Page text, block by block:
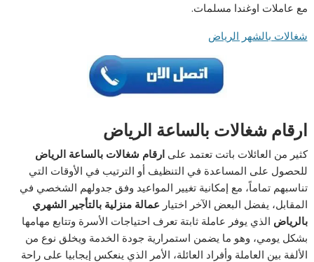
مع عاملات اوغندا مسلمات.
شغالات بالشهر الرياض
ارقام شغالات بالساعة الرياض
كثير من العائلات باتت تعتمد علىارقام شغالات بالساعة الرياض
للحصول على المساعدة في التنظيف أو الترتيب في الأوقات التي
تناسبهم تماماً، مع إمكانية تغيير المواعيد وفق جدولهم الشخصي في
المقابل، يفضل البعض الآخر اختيار عمالة منزلية بالتأجير الشهري
بالرياض الذي يوفر عاملة ثابتة تعرف احتياجات الأسرة وتتابع مهامها
بشكل يومي، وهو ما يضمن استمرارية جودة الخدمة ويخلق نوع من
الألفة بين العاملة وأفراد العائلة، الأمر الذي ينعكس إيجابيا على راحة